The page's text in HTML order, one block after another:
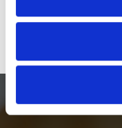
Vores produkter